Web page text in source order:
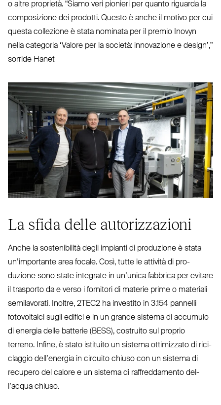
o altre proprietà. “Siamo veri pionieri per quanto riguarda la
com­po­sizione dei prodotti. Questo è anche il motivo per cui
questa col­lezione è stata nominata per il premio Inovyn
nella categoria ‘Valore per la società: inno­vazione e design’,”
sorride Hanet
La sfida delle autorizzazioni
Anche la soste­nibilità degli impianti di pro­duzione è stata
un’im­portante area focale. Così, tutte le attività di pro­
duzione sono state integrate in un’unica fabbrica per evitare
il trasporto da e verso i fornitori di materie prime o materiali
semi­lavorati. Inoltre, 2TEC2 ha investito in 3.154 pannelli
foto­voltaici sugli edifici e in un grande sistema di accumulo
di energia delle batterie (BESS), costruito sul proprio
terreno. Infine, è stato istituito un sistema otti­mizzato di rici­
claggio del­l’energia in circuito chiuso con un sistema di
recupero del calore e un sistema di raf­fred­damento del­
l’acqua chiuso.